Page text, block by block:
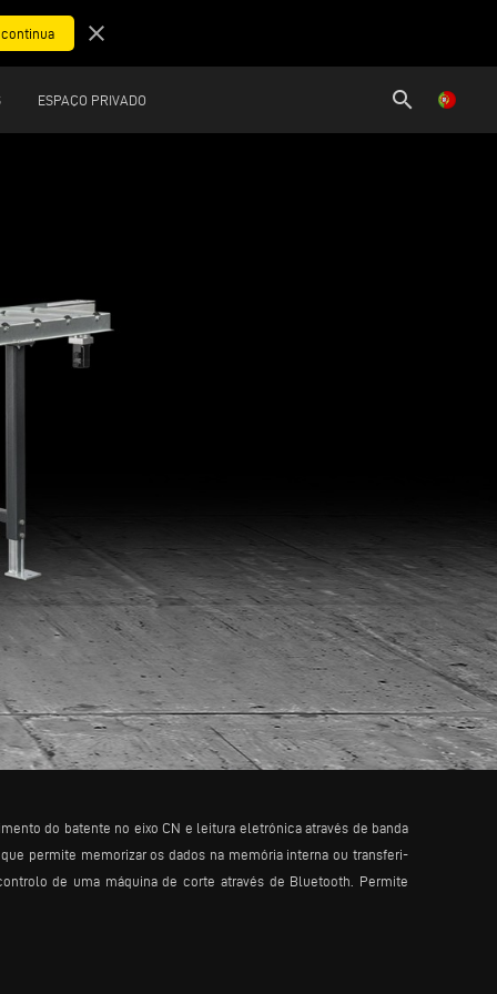
close
ESPAÇO PRIVADO search
do batente no eixo CN e leitura eletrónica através de banda
permite memorizar os dados na memória interna ou transferi-
de uma máquina de corte através de Bluetooth. Permite